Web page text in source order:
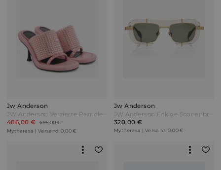
Jw Anderson
JW Anderson Verzierte Pantoletten Bumper-Tube Pink
486,00 €
695,00 €
Mytheresa | Versand: 0,00 €
Jw Anderson
JW Anderson Eckige Sonnenbrille Sonstige
320,00 €
Mytheresa | Versand: 0,00 €